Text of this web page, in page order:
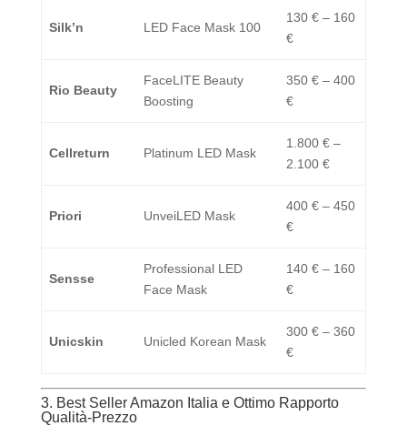
Silk’n LED Face Mask 100
130 € – 160
€
Rio Beauty
FaceLITE Beauty
Boosting
350 € – 400
€
Cellreturn Platinum LED Mask
1.800 € –
2.100 €
Priori UnveiLED Mask
400 € – 450
€
Sensse
Professional LED
Face Mask
140 € – 160
€
Unicskin Unicled Korean Mask
300 € – 360
€
3. Best Seller Amazon Italia e Ottimo Rapporto
Qualità-Prezzo